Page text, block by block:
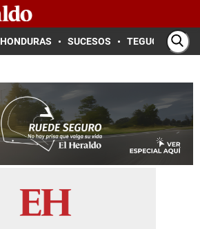
HONDURAS SUCESOS TEGUCIGALPA